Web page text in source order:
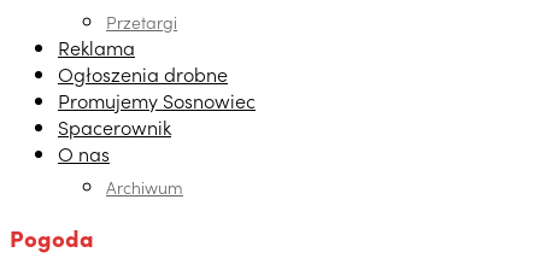
Przetargi
Reklama
Ogłoszenia drobne
Promujemy Sosnowiec
Spacerownik
O nas
Archiwum
Pogoda